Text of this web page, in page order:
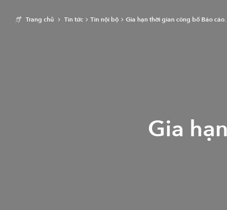
Gia
Trang chủ Tin tức Tin nội bộ Gia hạn thời gian công bố Báo